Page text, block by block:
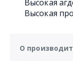
Высокая
Высокая
О